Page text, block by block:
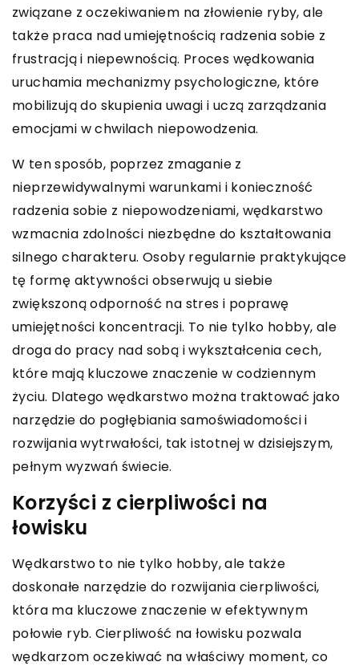
związane z oczekiwaniem na złowienie ryby, ale
także praca nad umiejętnością radzenia sobie z
frustracją i niepewnością. Proces wędkowania
uruchamia mechanizmy psychologiczne, które
mobilizują do skupienia uwagi i uczą zarządzania
emocjami w chwilach niepowodzenia.
W ten sposób, poprzez zmaganie z
nieprzewidywalnymi warunkami i konieczność
radzenia sobie z niepowodzeniami, wędkarstwo
wzmacnia zdolności niezbędne do kształtowania
silnego charakteru. Osoby regularnie praktykujące
tę formę aktywności obserwują u siebie
zwiększoną odporność na stres i poprawę
umiejętności koncentracji. To nie tylko hobby, ale
droga do pracy nad sobą i wykształcenia cech,
które mają kluczowe znaczenie w codziennym
życiu. Dlatego wędkarstwo można traktować jako
narzędzie do pogłębiania samoświadomości i
rozwijania wytrwałości, tak istotnej w dzisiejszym,
pełnym wyzwań świecie.
Korzyści z cierpliwości na
łowisku
Wędkarstwo to nie tylko hobby, ale także
doskonałe narzędzie do rozwijania cierpliwości,
która ma kluczowe znaczenie w efektywnym
połowie ryb. Cierpliwość na łowisku pozwala
wędkarzom oczekiwać na właściwy moment, co